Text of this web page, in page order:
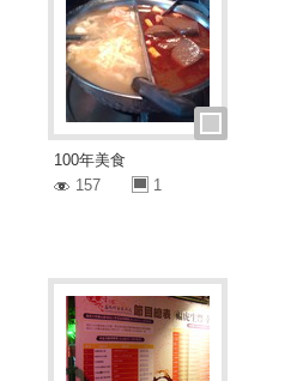
100年美食
157
1